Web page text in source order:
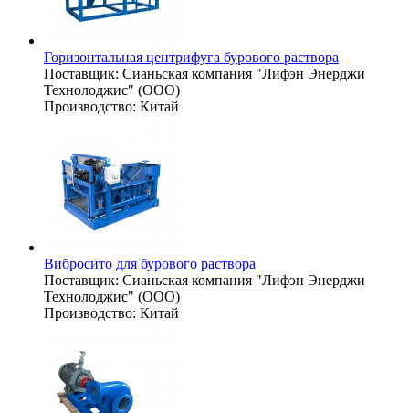
Горизонтальная центрифуга бурового раствора
Поставщик: Сианьская компания "Лифэн Энерджи
Технолоджис" (ООО)
Производство: Китай
Вибросито для бурового раствора
Поставщик: Сианьская компания "Лифэн Энерджи
Технолоджис" (ООО)
Производство: Китай